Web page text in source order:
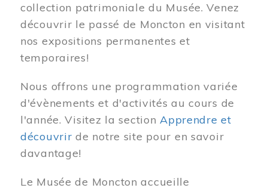
collection patrimoniale du Musée. Venez
découvrir le passé de Moncton en visitant
nos expositions permanentes et
temporaires!
Nous offrons une programmation variée
d'évènements et d'activités au cours de
l'année. Visitez la sectionApprendre et
découvrir de notre site pour en savoir
davantage!
Le Musée de Moncton accueille